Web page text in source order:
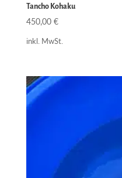
Tancho Kohaku
450,00 €
inkl. MwSt.